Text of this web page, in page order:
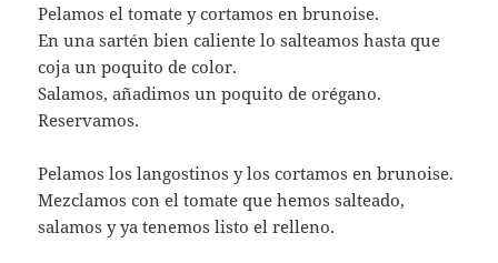
Pelamos el tomate y cortamos en brunoise.
En una sartén bien caliente lo salteamos hasta que
coja un poquito de color.
Salamos, añadimos un poquito de orégano.
Reservamos.
Pelamos los langostinos y los cortamos en brunoise.
Mezclamos con el tomate que hemos salteado,
salamos y ya tenemos listo el relleno.